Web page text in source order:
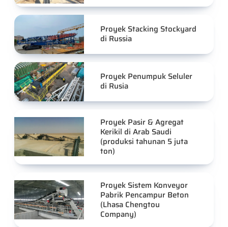
Proyek Stacking Stockyard
di Russia
Proyek Penumpuk Seluler
di Rusia
Proyek Pasir & Agregat
Kerikil di Arab Saudi
(produksi tahunan 5 juta
ton)
Proyek Sistem Konveyor
Pabrik Pencampur Beton
(Lhasa Chengtou
Company)